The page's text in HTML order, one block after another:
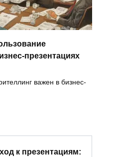
презентациях
важен в бизнес-
к презентациям: